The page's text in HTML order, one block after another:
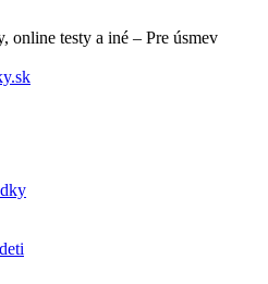
online testy a iné – Pre úsmev